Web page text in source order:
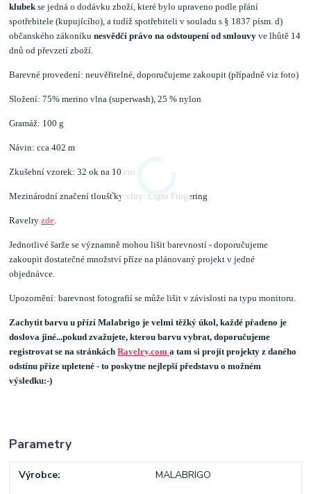
klubek se jedná o dodávku zboží, které bylo upraveno podle přání
spotřebitele (kupujícího), a tudíž spotřebiteli v souladu s § 1837 písm. d)
občanského zákoníkunesvědčí právo na odstoupení od smlouvy ve lhůtě 14
dnů od převzetí zboží.
Barevné provedení: neuvěřitelné, doporučujeme zakoupit (případně viz foto)
Složení: 75% merino vlna (superwash), 25 % nylon
Gramáž: 100 g
Návin: cca 402 m
Zkušební vzorek: 32 ok na 10 cm
Mezinárodní značení tloušťky vlny: Light Fingering
Ravelryzde
Jednotlivé šarže se významně mohou lišit barevností - doporučujeme
zakoupit dostatečné množství příze na plánovaný projekt v jedné
objednávce.
Upozornění: barevnost fotografií se může lišit v závislosti na typu monitoru.
Zachytit barvu u přízí Malabrigo je velmi těžký úkol, každé přadeno je
doslova jiné...pokud zvažujete, kterou barvu vybrat, doporučujeme
registrovat se na stránkáchRavelry.coma tam si projít projekty z daného
odstínu příze upletené - to poskytne nejlepší představu o možném
výsledku:-)
Parametry
Výrobce MALABRIGO